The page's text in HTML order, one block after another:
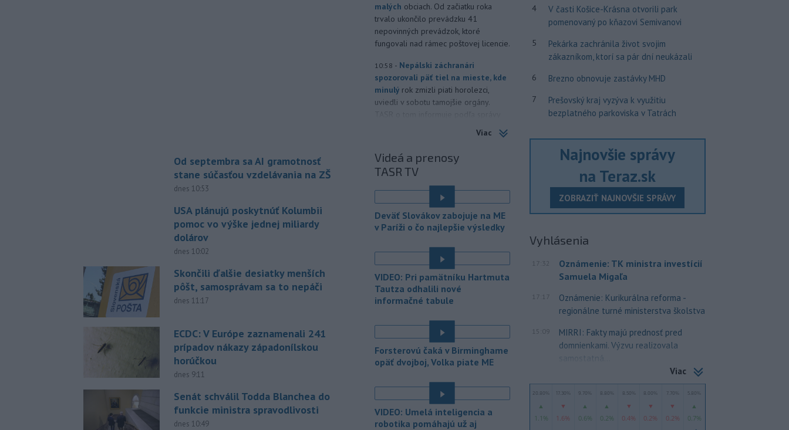
Od septembra sa AI gramotnosť
stane súčasťou vzdelávania na ZŠ
dnes 10:53
USA plánujú poskytnúť Kolumbii
pomoc vo výške jednej miliardy
dolárov
dnes 10:02
Skončili ďalšie desiatky menších
pôšt, samosprávam sa to nepáči
dnes 11:17
ECDC: V Európe zaznamenali 241
prípadov nákazy západonílskou
horúčkou
dnes 9:11
Senát schválil Todda Blanchea do
funkcie ministra spravodlivosti
dnes 10:49
malých obciach. Od začiatku roka
trvalo ukončilo prevádzku 41
nepovinných prevádzok, ktoré
fungovali nad rámec poštovej licencie.
10:58 - Nepálski záchranári
spozorovali päť tiel na mieste, kde
minulý rok zmizli piati horolezci,
uviedli v sobotu tamojšie orgány.
sobotu schválil Todda Blanchea
ako ministra
bol poverený vedením tohto rezortu
od apríla, keď americký prezident
Donald Trump odvolal z funkcie Pam
Bondiovú.
zahraničných vecí v piatok
oznámilo, že vláda prezidenta
Donalda Trumpa plánuje Kolumbii
poskytnúť miliardu dolárov na pomoc
v oblasti bezpečnosti.
09:40 - Slovenským firmám naďalej
chýbajú pracovníci s konkrétnymi
zručnosťami pričom digitalizácia,
automatizácia a AI menia obsah
profesie. Účinným riešením na
prepojenie potrieb trhu práce s
pracovnou silou môže byť
rekvalifikácia.
Viac
Videá a prenosy
TASR TV
Deväť Slovákov zabojuje na ME
v Paríži o čo najlepšie výsledky
VIDEO: Pri pamätníku Hartmuta
Tautza odhalili nové
informačné tabule
Forsterovú čaká v Birminghame
opäť dvojboj, Volka piate ME
VIDEO: Umelá inteligencia a
robotika pomáhajú už aj
4
V časti Košice-Krásna otvorili park
pomenovaný po kňazovi Semivanovi
5
Pekárka zachránila život svojim
zákazníkom, ktorí sa pár dní neukázali
6 Brezno obnovuje zastávky MHD
7
Prešovský kraj vyzýva k využitiu
bezplatného parkoviska v Tatrách
Najnovšie správy
na Teraz.sk
ZOBRAZIŤ NAJNOVŠIE SPRÁVY
Vyhlásenia
17:32
Oznámenie: TK ministra investícií
Samuela Migaľa
17:17
Oznámenie: Kurikurálna reforma -
regionálne turné ministerstva školstva
15:09
MIRRI: Fakty majú prednosť pred
domnienkami. Výzvu realizovala
samostatná...
Viac